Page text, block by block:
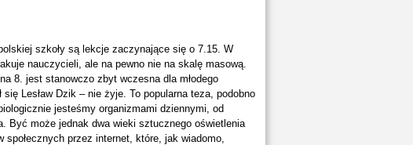
szkoły są lekcje zaczynające się o 7.15. W
nauczycieli, ale na pewno nie na skalę masową.
8. jest stanowczo zbyt wczesna dla młodego
Lesław Dzik – nie żyje. To popularna teza, podobno
jesteśmy organizmami dziennymi, od
Być może jednak dwa wieki sztucznego oświetlenia
społecznych przez internet, które, jak wiadomo,